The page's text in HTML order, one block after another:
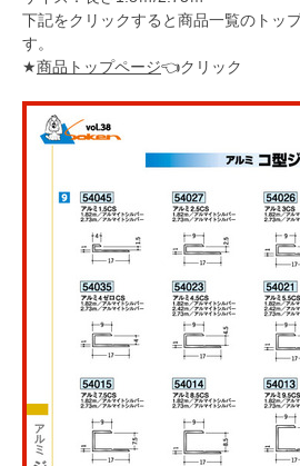
下記をクリックすると商品一覧のトッ
す。
★商品トップページ👈クリック